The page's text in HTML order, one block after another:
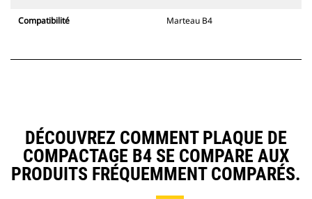
Compatibilité Marteau B4
DÉCOUVREZ COMMENT PLAQUE DE
COMPACTAGE B4 SE COMPARE AUX
PRODUITS FRÉQUEMMENT COMPARÉS.